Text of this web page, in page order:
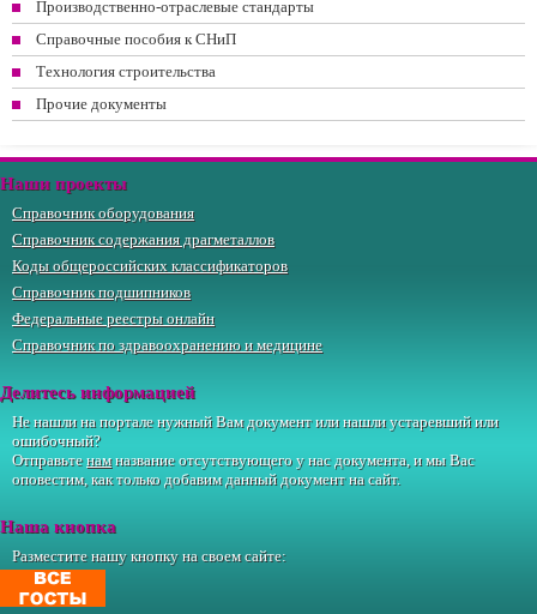
Производственно-отраслевые стандарты
Справочные пособия к СНиП
Технология строительства
Прочие документы
Наши проекты
Справочник оборудования
Справочник содержания драгметаллов
Коды общероссийских классификаторов
Справочник подшипников
Федеральные реестры онлайн
Справочник по здравоохранению и медицине
Делитесь информацией
Не нашли на портале нужный Вам документ или нашли устаревший или
ошибочный?
Отправьтенамназвание отсутствующего у нас документа, и мы Вас
оповестим, как только добавим данный документ на сайт.
Наша кнопка
Разместите нашу кнопку на своем сайте: